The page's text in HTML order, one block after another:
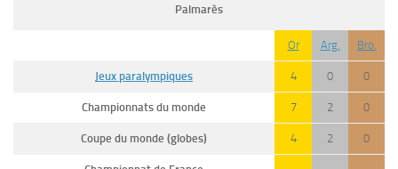
Palmarès
Or Arg. Bro.
Jeux paralympiques 4 0 0
Championnats du monde 7 2 0
Coupe du monde (globes) 4 2 0